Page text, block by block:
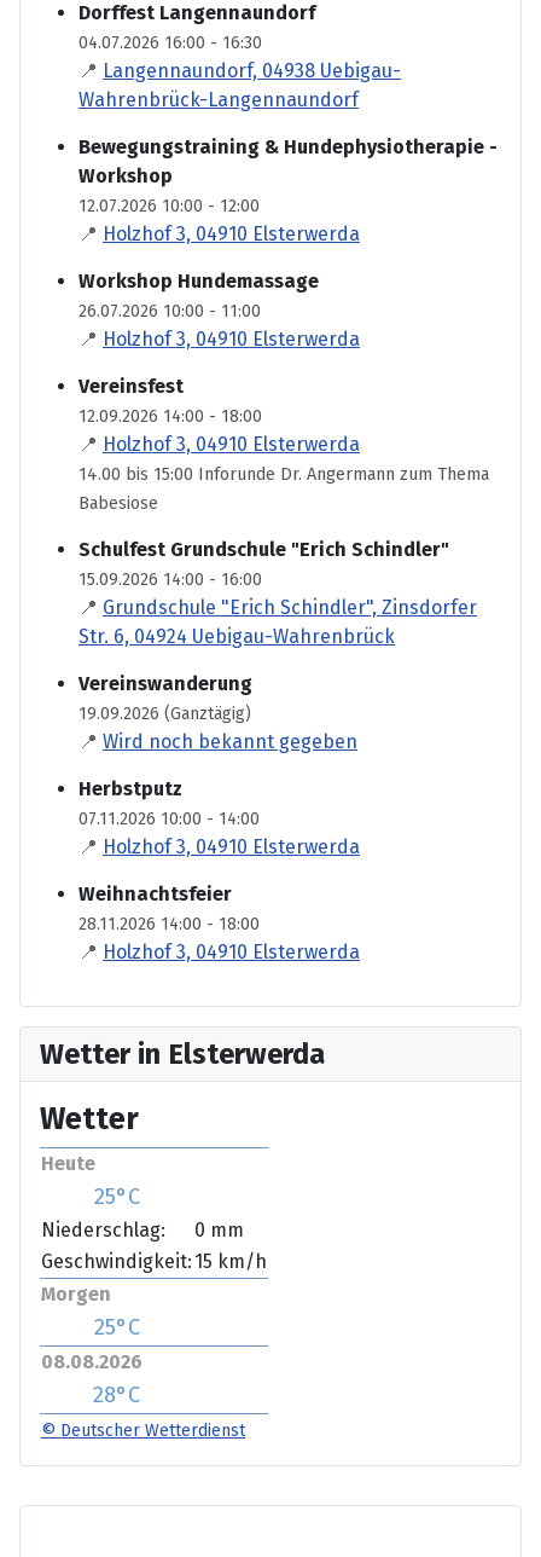
Dorffest Langennaundorf
04.07.2026 16:00 - 16:30
📍 Langennaundorf, 04938 Uebigau-
Wahrenbrück-Langennaundorf
Bewegungstraining & Hundephysiotherapie -
Workshop
12.07.2026 10:00 - 12:00
📍 Holzhof 3, 04910 Elsterwerda
Workshop Hundemassage
26.07.2026 10:00 - 11:00
📍 Holzhof 3, 04910 Elsterwerda
Vereinsfest
12.09.2026 14:00 - 18:00
📍 Holzhof 3, 04910 Elsterwerda
14.00 bis 15:00 Inforunde Dr. Angermann zum Thema
Babesiose
Schulfest Grundschule "Erich Schindler"
15.09.2026 14:00 - 16:00
📍 Grundschule "Erich Schindler", Zinsdorfer
Str. 6, 04924 Uebigau-Wahrenbrück
Vereinswanderung
19.09.2026 (Ganztägig)
📍 Wird noch bekannt gegeben
Herbstputz
07.11.2026 10:00 - 14:00
📍 Holzhof 3, 04910 Elsterwerda
Weihnachtsfeier
28.11.2026 14:00 - 18:00
📍 Holzhof 3, 04910 Elsterwerda
Wetter in Elsterwerda
Wetter
Heute
25°C
Niederschlag:
0 mm
Geschwindigkeit: 15 km/h
Morgen
25°C
08.08.2026
28°C
© Deutscher Wetterdienst